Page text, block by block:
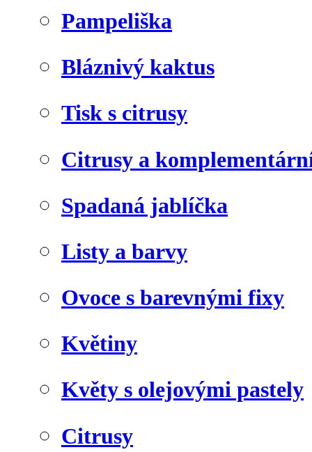
Pampeliška
Bláznivý kaktus
Tisk s citrusy
Citrusy a
Spadaná jablíčka
Listy a barvy
Ovoce s barevnými fixy
Květiny
Květy s olejovými pastely
Citrusy